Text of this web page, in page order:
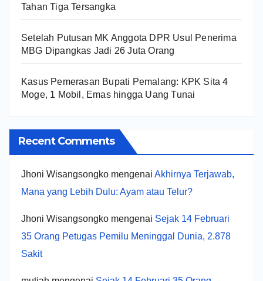
Tahan Tiga Tersangka
Setelah Putusan MK Anggota DPR Usul Penerima
MBG Dipangkas Jadi 26 Juta Orang
Kasus Pemerasan Bupati Pemalang: KPK Sita 4
Moge, 1 Mobil, Emas hingga Uang Tunai
Recent Comments
Jhoni Wisangsongko mengenai Akhirnya Terjawab,
Mana yang Lebih Dulu: Ayam atau Telur?
Jhoni Wisangsongko mengenai Sejak 14 Februari
35 Orang Petugas Pemilu Meninggal Dunia, 2.878
Sakit